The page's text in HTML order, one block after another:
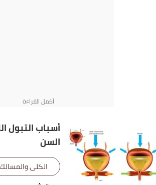
أسباب التبول
السن
الكلى